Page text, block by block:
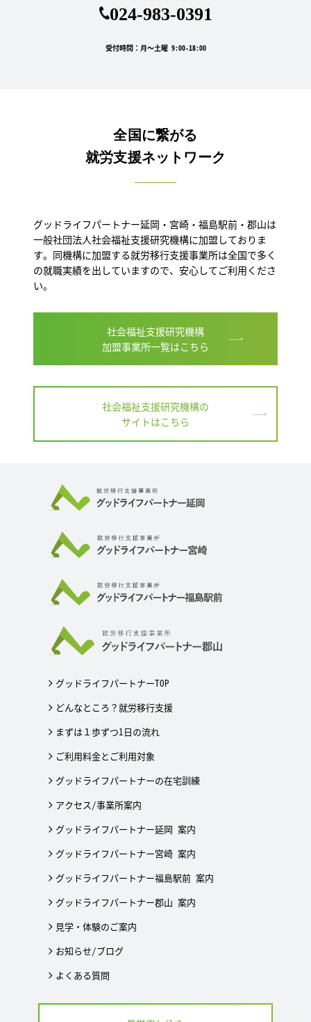
024-983-0391
受付時間：月～土曜 9:00-18:00
全国に繋がる
就労支援ネットワーク
グッドライフパートナー延岡・宮崎・福島駅前・郡山は
一般社団法人社会福祉支援研究機構に加盟しておりま
す。同機構に加盟する就労移行支援事業所は全国で多く
の就職実績を出していますので、安心してご利用くださ
い。
社会福祉支援研究機構
加盟事業所一覧はこちら
社会福祉支援研究機構の
サイトはこちら
グッドライフパートナーTOP
どんなところ？就労移行支援
まずは１歩ずつ1日の流れ
ご利用料金とご利用対象
グッドライフパートナーの在宅訓練
アクセス/事業所案内
グッドライフパートナー延岡 案内
グッドライフパートナー宮崎 案内
グッドライフパートナー福島駅前 案内
グッドライフパートナー郡山 案内
見学・体験のご案内
お知らせ/ブログ
よくある質問